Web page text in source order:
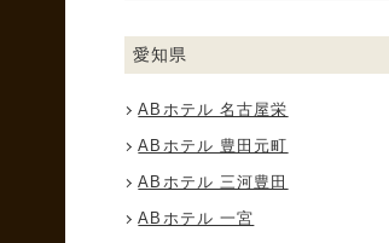
愛知県
ABホテル 名古屋栄
ABホテル 豊田元町
ABホテル 三河豊田
ABホテル 一宮